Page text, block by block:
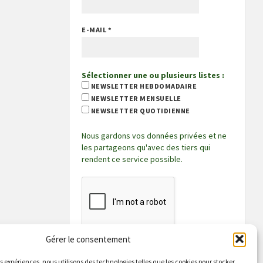
Gérer le consentement
E-MAIL *
Sélectionner une ou plusieurs listes :
NEWSLETTER HEBDOMADAIRE
NEWSLETTER MENSUELLE
NEWSLETTER QUOTIDIENNE
Nous gardons vos données privées et ne
les partageons qu'avec des tiers qui
rendent ce service possible.